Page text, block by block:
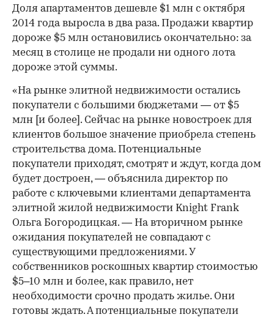
Доля апартаментов дешевле $1 млн с октября
2014 года выросла в два раза. Продажи квартир
дороже $5 млн остановились окончательно: за
месяц в столице не продали ни одного лота
дороже этой суммы.
«На рынке элитной недвижимости остались
покупатели с большими бюджетами — от $5
млн [и более]. Сейчас на рынке новостроек для
клиентов большое значение приобрела степень
строительства дома. Потенциальные
покупатели приходят, смотрят и ждут, когда дом
будет достроен, — объяснила директор по
работе с ключевыми клиентами департамента
элитной жилой недвижимости Knight Frank
Ольга Богородицкая. — На вторичном рынке
ожидания покупателей не совпадают с
существующими предложениями. У
собственников роскошных квартир стоимостью
$5–10 млн и более, как правило, нет
необходимости срочно продать жилье. Они
готовы ждать. А потенциальные покупатели